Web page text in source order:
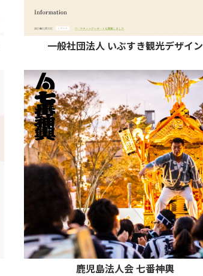
一般社団法人 いぶすき観光デザイン
鹿児島法人会 七番神輿